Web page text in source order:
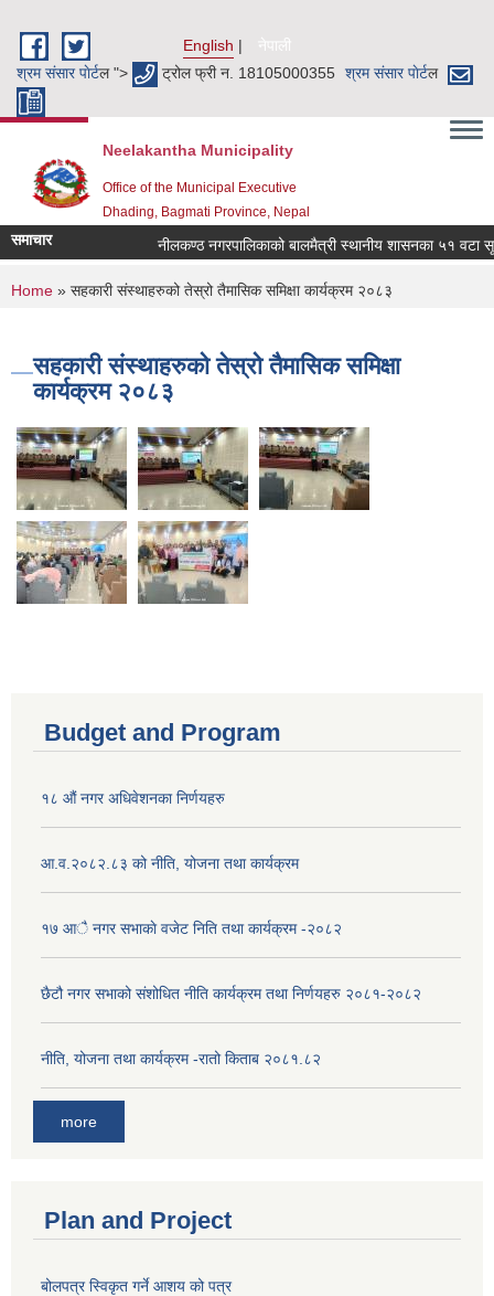
English
नेपाली
श्रम संसार पाेर्टल "> ट्रोल फ्री न. 18105000355 श्रम संसार पाेर्टल
Neelakantha Municipality
Office of the Municipal Executive
Dhading, Bagmati Province, Nepal
समाचार नीलकण्ठ नगरपालिकाको बालमैत्री स्थानीय शासनका ५१ वटा
You are here
Home » सहकारी संस्थाहरुको तेस्रो तैमासिक समिक्षा कार्यक्रम २०८३
सहकारी संस्थाहरुको तेस्रो तैमासिक समिक्षा
कार्यक्रम २०८३
Budget and Program
१८ औं नगर अधिवेशनका निर्णयहरु
आ.व.२०८२.८३ को नीति, योजना तथा कार्यक्रम
१७ आै नगर सभाकाे वजेट निति तथा कार्यक्रम -२०८२
छैटौ नगर सभाको संशोधित नीति कार्यक्रम तथा निर्णयहरु २०८१-२०८२
नीति, योजना तथा कार्यक्रम -रातो किताब २०८१.८२
more
Plan and Project
बोलपत्र स्विकृत गर्ने आशय को पत्र